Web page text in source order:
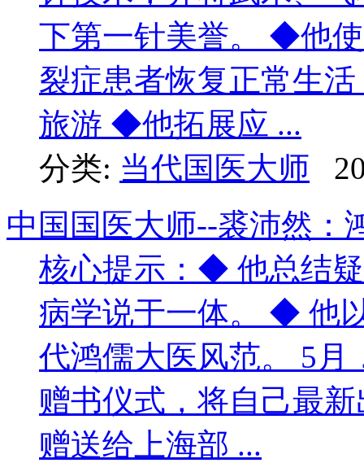
下第一针美誉。 ◆他
裂症患者恢复正常生
旅游 ◆他拓展应 ...
分类: 当代国医大师
中国国医大师--裘沛然：
核心提示：◆ 他总结
病学说于一体。 ◆ 他
代鸿儒大医风范。 5月
赠书仪式，将自己最
赠送给上海部 ...